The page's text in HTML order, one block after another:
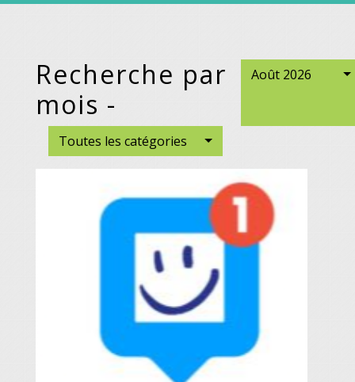
Recherche par
mois -
Août 2026
Toutes les catégories